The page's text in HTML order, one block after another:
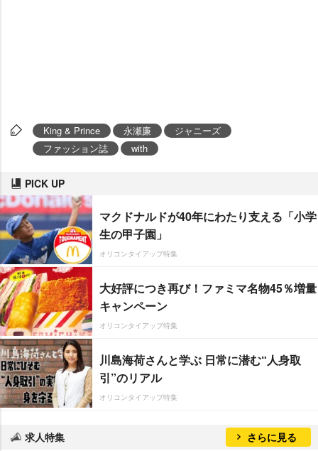
King & Prince 永瀬廉
ジャニーズ
ファッション誌
with
PICK UP
マクドナルドが40年にわたり支える「小学
生の甲子園」
オリコンタイアップ特集
大好評につき再び！ファミマ名物45％増量
キャンペーン
オリコンタイアップ特集
川島海荷さんと学ぶ 日常に潜む“人身取
引”のリアル
オリコンタイアップ特集
求人特集 さらに見る